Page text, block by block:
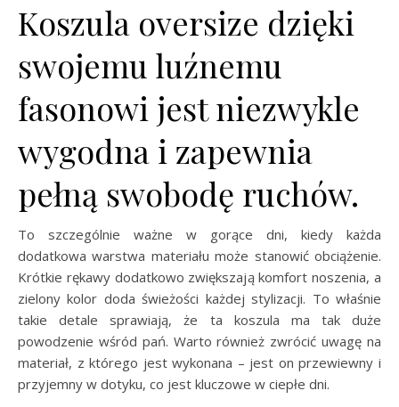
Koszula oversize dzięki
swojemu luźnemu
fasonowi jest niezwykle
wygodna i zapewnia
pełną swobodę ruchów.
To szczególnie ważne w gorące dni, kiedy każda
dodatkowa warstwa materiału może stanowić obciążenie.
Krótkie rękawy dodatkowo zwiększają komfort noszenia, a
zielony kolor doda świeżości każdej stylizacji. To właśnie
takie detale sprawiają, że ta koszula ma tak duże
powodzenie wśród pań. Warto również zwrócić uwagę na
materiał, z którego jest wykonana – jest on przewiewny i
przyjemny w dotyku, co jest kluczowe w ciepłe dni.